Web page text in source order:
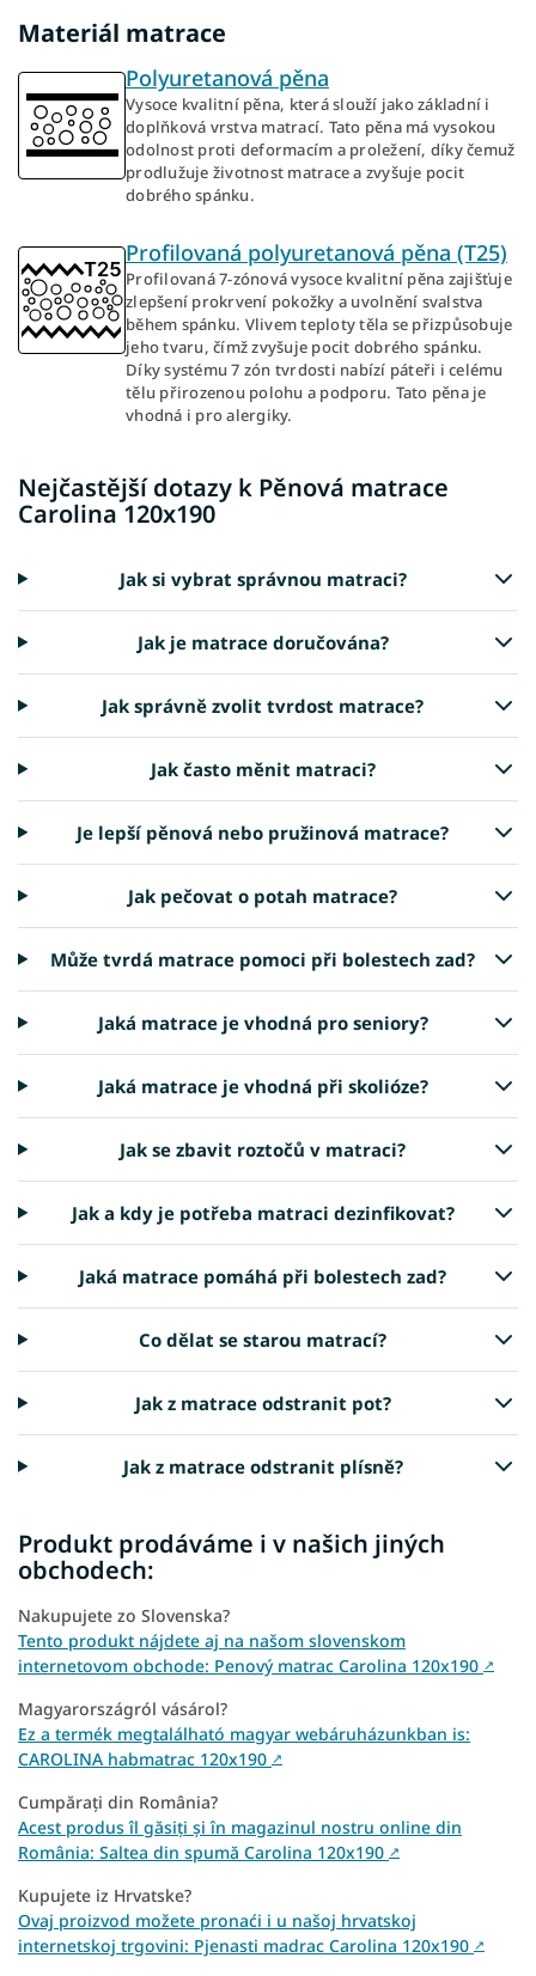
Materiál matrace
Polyuretanová pěna
Vysoce kvalitní pěna, která slouží jako základní i
doplňková vrstva matrací. Tato pěna má vysokou
odolnost proti deformacím a proležení, díky čemuž
prodlužuje životnost matrace a zvyšuje pocit
dobrého spánku.
Profilovaná polyuretanová pěna (T25)
Profilovaná 7-zónová vysoce kvalitní pěna zajišťuje
zlepšení prokrvení pokožky a uvolnění svalstva
během spánku. Vlivem teploty těla se přizpůsobuje
jeho tvaru, čímž zvyšuje pocit dobrého spánku.
Díky systému 7 zón tvrdosti nabízí páteři i celému
tělu přirozenou polohu a podporu. Tato pěna je
vhodná i pro alergiky.
Nejčastější dotazy k Pěnová matrace
Carolina 120x190
Jak si vybrat správnou matraci?
Jak je matrace doručována?
Jak správně zvolit tvrdost matrace?
Jak často měnit matraci?
Je lepší pěnová nebo pružinová matrace?
Jak pečovat o potah matrace?
Může tvrdá matrace pomoci při bolestech zad?
Jaká matrace je vhodná pro seniory?
Jaká matrace je vhodná při skolióze?
Jak se zbavit roztočů v matraci?
Jak a kdy je potřeba matraci dezinfikovat?
Jaká matrace pomáhá při bolestech zad?
Co dělat se starou matrací?
Jak z matrace odstranit pot?
Jak z matrace odstranit plísně?
Produkt prodáváme i v našich jiných
obchodech:
Nakupujete zo Slovenska?
Tento produkt nájdete aj na našom slovenskom
internetovom obchode: Penový matrac Carolina 120x190 ↗
Magyarországról vásárol?
Ez a termék megtalálható magyar webáruházunkban is:
CAROLINA habmatrac 120x190 ↗
Cumpărați din România?
Acest produs îl găsiți și în magazinul nostru online din
România: Saltea din spumă Carolina 120x190 ↗
Kupujete iz Hrvatske?
Ovaj proizvod možete pronaći i u našoj hrvatskoj
internetskoj trgovini: Pjenasti madrac Carolina 120x190 ↗